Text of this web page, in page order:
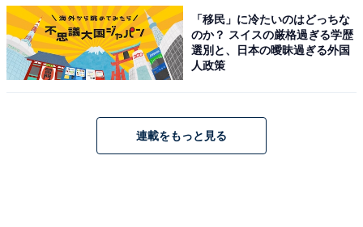
らしく、飾らない人なんだなと。大好きなアナウンサー
です（50代女性）」
※回答者のコメントは原文ママです
「移民」に冷たいのはどっちな
のか？ スイスの厳格過ぎる学歴
選別と、日本の曖昧過ぎる外国
人政策
連載をもっと見る